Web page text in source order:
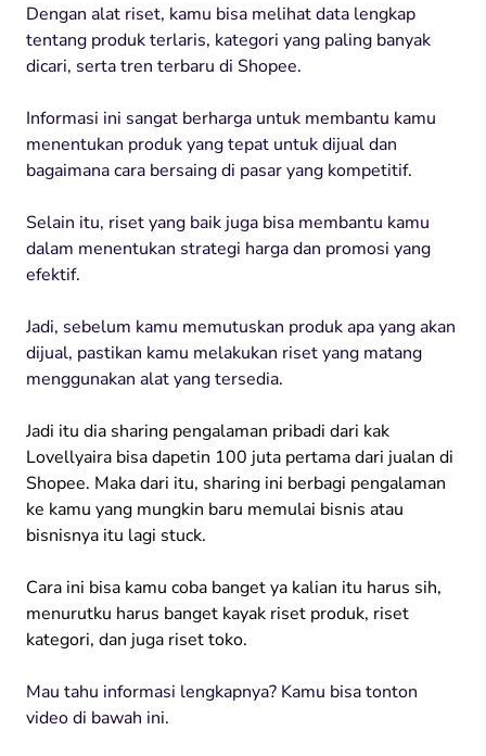
Dengan alat riset, kamu bisa melihat data lengkap
tentang produk terlaris, kategori yang paling banyak
dicari, serta tren terbaru di Shopee.
Informasi ini sangat berharga untuk membantu kamu
menentukan produk yang tepat untuk dijual dan
bagaimana cara bersaing di pasar yang kompetitif.
Selain itu, riset yang baik juga bisa membantu kamu
dalam menentukan strategi harga dan promosi yang
efektif.
Jadi, sebelum kamu memutuskan produk apa yang akan
dijual, pastikan kamu melakukan riset yang matang
menggunakan alat yang tersedia.
Jadi itu dia sharing pengalaman pribadi dari kak
Lovellyaira bisa dapetin 100 juta pertama dari jualan di
Shopee. Maka dari itu, sharing ini berbagi pengalaman
ke kamu yang mungkin baru memulai bisnis atau
bisnisnya itu lagi stuck.
Cara ini bisa kamu coba banget ya kalian itu harus sih,
menurutku harus banget kayak riset produk, riset
kategori, dan juga riset toko.
Mau tahu informasi lengkapnya? Kamu bisa tonton
video di bawah ini.